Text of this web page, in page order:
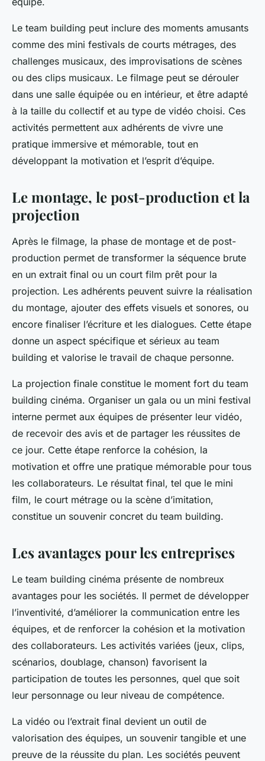
Le team building peut inclure des moments amusants
comme des mini festivals de courts métrages, des
challenges musicaux, des improvisations de scènes
ou des clips musicaux. Le filmage peut se dérouler
dans une salle équipée ou en intérieur, et être adapté
à la taille du collectif et au type de vidéo choisi. Ces
activités permettent aux adhérents de vivre une
pratique immersive et mémorable, tout en
développant la motivation et l’esprit d’équipe.
Le montage, le post-production et la
projection
Après le filmage, la phase de montage et de post-
production permet de transformer la séquence brute
en un extrait final ou un court film prêt pour la
projection. Les adhérents peuvent suivre la réalisation
du montage, ajouter des effets visuels et sonores, ou
encore finaliser l’écriture et les dialogues. Cette étape
donne un aspect spécifique et sérieux au team
building et valorise le travail de chaque personne.
La projection finale constitue le moment fort du team
building cinéma. Organiser un gala ou un mini festival
interne permet aux équipes de présenter leur vidéo,
de recevoir des avis et de partager les réussites de
ce jour. Cette étape renforce la cohésion, la
motivation et offre une pratique mémorable pour tous
les collaborateurs. Le résultat final, tel que le mini
film, le court métrage ou la scène d’imitation,
constitue un souvenir concret du team building.
Les avantages pour les entreprises
Le team building cinéma présente de nombreux
avantages pour les sociétés. Il permet de développer
l’inventivité, d’améliorer la communication entre les
équipes, et de renforcer la cohésion et la motivation
des collaborateurs. Les activités variées (jeux, clips,
scénarios, doublage, chanson) favorisent la
participation de toutes les personnes, quel que soit
leur personnage ou leur niveau de compétence.
La vidéo ou l’extrait final devient un outil de
valorisation des équipes, un souvenir tangible et une
preuve de la réussite du plan. Les sociétés peuvent